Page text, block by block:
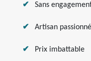
Sans
Artisan passionné
Prix imbattable